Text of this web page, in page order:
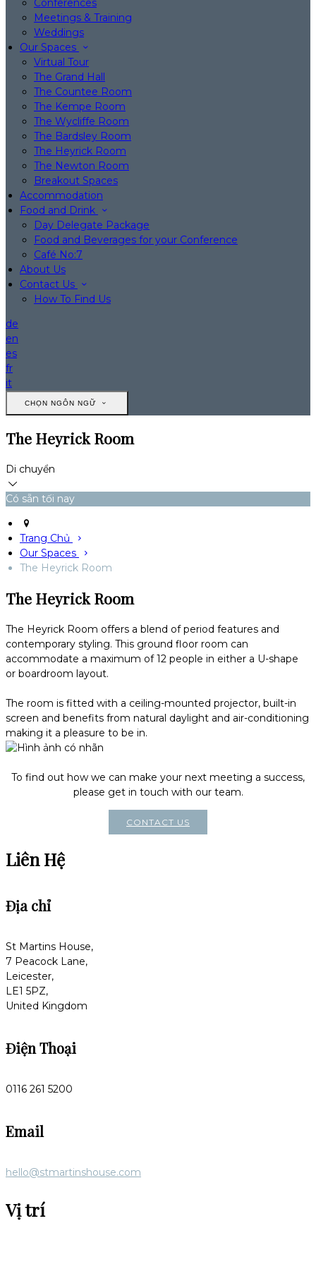
Conferences
Meetings & Training
Weddings
Our Spaces
Virtual Tour
The Grand Hall
The Countee Room
The Kempe Room
The Wycliffe Room
The Bardsley Room
The Heyrick Room
The Newton Room
Breakout Spaces
Accommodation
Food and Drink
Day Delegate Package
Food and Beverages for your Conference
Café No:7
About Us
Contact Us
How To Find Us
de
en
es
fr
it
CHỌN NGÔN NGỮ
The Heyrick Room
Di chuyển
Có sẵn tối nay
Trang Chủ
Our Spaces
The Heyrick Room
The Heyrick Room
The Heyrick Room offers a blend of period features and
contemporary styling. This ground floor room can
accommodate a maximum of 12 people in either a U-shape
or boardroom layout.
The room is fitted with a ceiling-mounted projector, built-in
screen and benefits from natural daylight and air-conditioning
making it a pleasure to be in.
To find out how we can make your next meeting a success,
please get in touch with our team.
CONTACT US
Liên Hệ
Địa chỉ
St Martins House,
7 Peacock Lane,
Leicester,
LE1 5PZ,
United Kingdom
Điện Thoại
0116 261 5200
Email
hello@stmartinshouse.com
Vị trí